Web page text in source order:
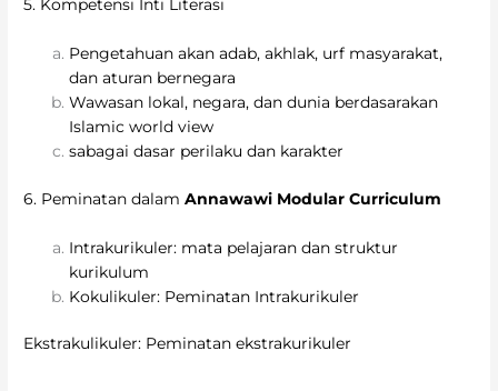
5. Kompetensi Inti Literasi
Pengetahuan akan adab, akhlak, urf masyarakat,
dan aturan bernegara
Wawasan lokal, negara, dan dunia berdasarakan
Islamic world view
sabagai dasar perilaku dan karakter
6. Peminatan dalamAnnawawi Modular Curriculum
Intrakurikuler: mata pelajaran dan struktur
kurikulum
Kokulikuler: Peminatan Intrakurikuler
Ekstrakulikuler: Peminatan ekstrakurikuler